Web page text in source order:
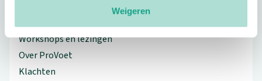
Weigeren
Workshops en lezingen
Over ProVoet
Klachten